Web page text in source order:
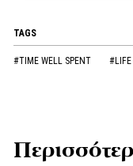
TAGS
#TIME WELL SPENT #LIFE